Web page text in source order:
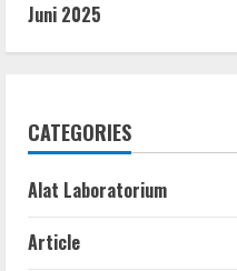
Juni 2025
CATEGORIES
Alat Laboratorium
Article